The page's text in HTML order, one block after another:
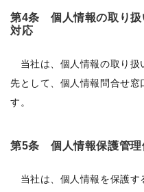
第4条 個人情報の取り扱
対応
当社は、個人情報の取り扱
先として、個人情報問合せ窓
す。
第5条 個人情報保護管理
当社は、個人情報を保護す